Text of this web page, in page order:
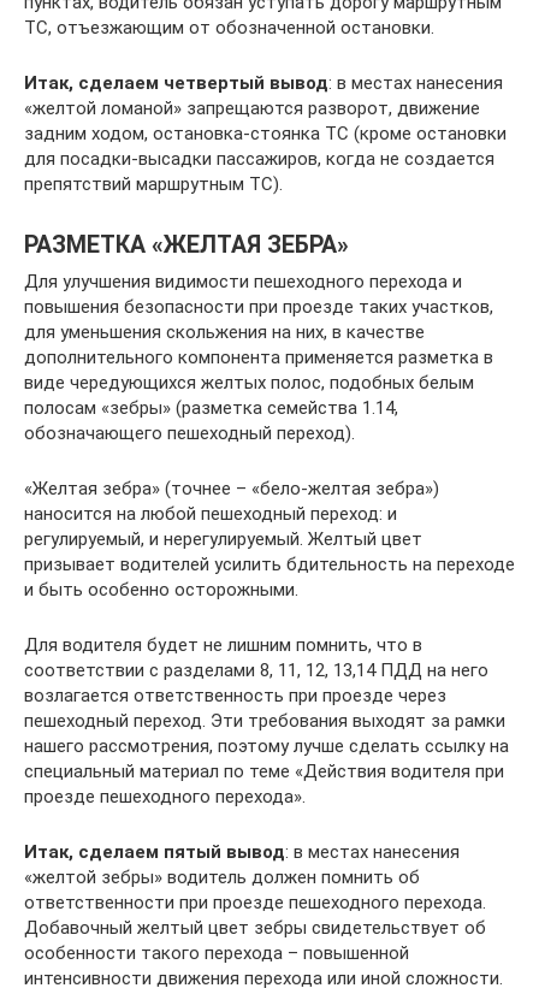
ТС, отъезжающим от обозначенной остановки.
Итак, сделаем четвертый вывод: в местах нанесения
«желтой ломаной» запрещаются разворот, движение
задним ходом, остановка-стоянка ТС (кроме остановки
для посадки-высадки пассажиров, когда не создается
препятствий маршрутным ТС).
РАЗМЕТКА «ЖЕЛТАЯ ЗЕБРА»
Для улучшения видимости пешеходного перехода и
повышения безопасности при проезде таких участков,
для уменьшения скольжения на них, в качестве
дополнительного компонента применяется разметка в
виде чередующихся желтых полос, подобных белым
полосам «зебры» (разметка семейства 1.14,
обозначающего пешеходный переход).
«Желтая зебра» (точнее – «бело-желтая зебра»)
наносится на любой пешеходный переход: и
регулируемый, и нерегулируемый. Желтый цвет
призывает водителей усилить бдительность на переходе
и быть особенно осторожными.
Для водителя будет не лишним помнить, что в
соответствии с разделами 8, 11, 12, 13,14 ПДД на него
возлагается ответственность при проезде через
пешеходный переход. Эти требования выходят за рамки
нашего рассмотрения, поэтому лучше сделать ссылку на
специальный материал по теме «Действия водителя при
проезде пешеходного перехода».
Итак, сделаем пятый вывод: в местах нанесения
«желтой зебры» водитель должен помнить об
ответственности при проезде пешеходного перехода.
Добавочный желтый цвет зебры свидетельствует об
особенности такого перехода – повышенной
интенсивности движения перехода или иной сложности.